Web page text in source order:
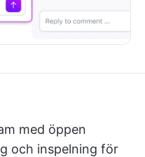
med öppen
och inspelning för